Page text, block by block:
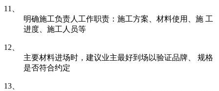
11、
明确施工负责人工作职责：施工方案、材料使用、施 工
进度、施工人员等
12、
主要材料进场时，建议业主最好到场以验证品牌、 规格
是否符合约定
13、